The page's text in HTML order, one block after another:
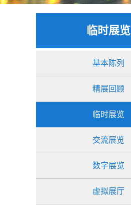
临时展览
基本陈列
精展回顾
临时展览
交流展览
数字展览
虚拟展厅